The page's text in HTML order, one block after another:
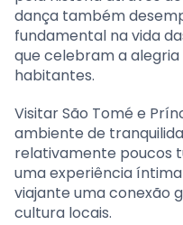
dança também
fundamental na vida
que celebram a alegria
habitantes.
Visitar São Tomé e
ambiente de
relativamente poucos
uma experiência
viajante uma conexão
cultura locais.